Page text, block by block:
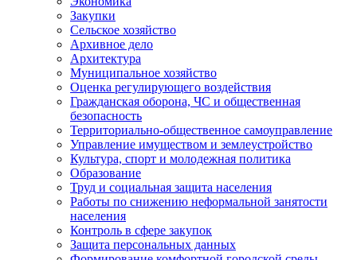
Закупки
Сельское хозяйство
Архивное дело
Архитектура
Муниципальное хозяйство
Оценка регулирующего воздействия
Гражданская оборона, ЧС и общественная
безопасность
Территориально-общественное самоуправление
Управление имуществом и землеустройство
Культура, спорт и молодежная политика
Образование
Труд и социальная защита населения
Работы по снижению неформальной занятости
населения
Контроль в сфере закупок
Защита персональных данных